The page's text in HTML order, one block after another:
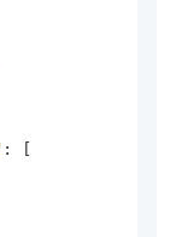
:
[